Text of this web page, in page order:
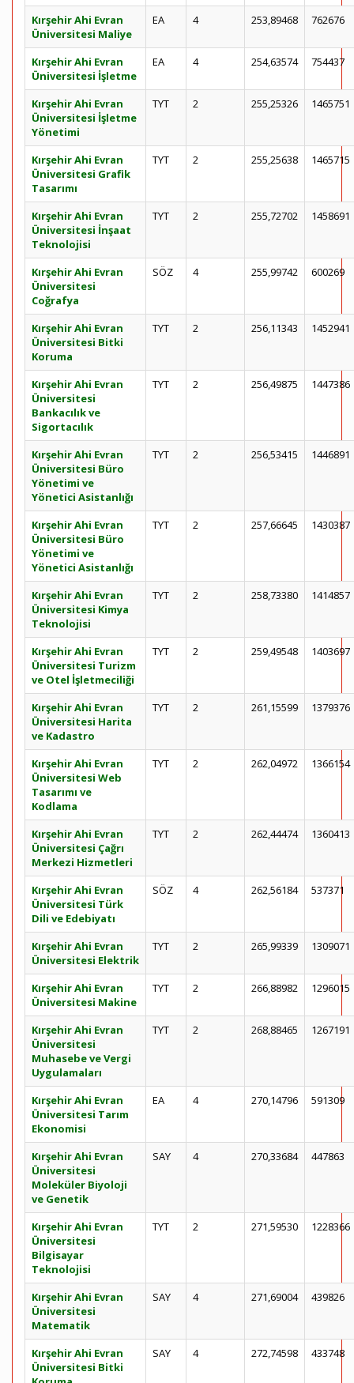
Kırşehir Ahi Evran
Üniversitesi Maliye
EA 4 253,89468 762676
Kırşehir Ahi Evran
Üniversitesi İşletme
EA 4 254,63574 754437
Kırşehir Ahi Evran
Üniversitesi İşletme
Yönetimi
TYT 2 255,25326 1465751
Kırşehir Ahi Evran
Üniversitesi Grafik
Tasarımı
TYT 2 255,25638 1465715
Kırşehir Ahi Evran
Üniversitesi İnşaat
Teknolojisi
TYT 2 255,72702 1458691
Kırşehir Ahi Evran
Üniversitesi
Coğrafya
SÖZ 4 255,99742 600269
Kırşehir Ahi Evran
Üniversitesi Bitki
Koruma
TYT 2 256,11343 1452941
Kırşehir Ahi Evran
Üniversitesi
Bankacılık ve
Sigortacılık
TYT 2 256,49875 1447386
Kırşehir Ahi Evran
Üniversitesi Büro
Yönetimi ve
Yönetici Asistanlığı
TYT 2 256,53415 1446891
Kırşehir Ahi Evran
Üniversitesi Büro
Yönetimi ve
Yönetici Asistanlığı
TYT 2 257,66645 1430387
Kırşehir Ahi Evran
Üniversitesi Kimya
Teknolojisi
TYT 2 258,73380 1414857
Kırşehir Ahi Evran
Üniversitesi Turizm
ve Otel İşletmeciliği
TYT 2 259,49548 1403697
Kırşehir Ahi Evran
Üniversitesi Harita
ve Kadastro
TYT 2 261,15599 1379376
Kırşehir Ahi Evran
Üniversitesi Web
Tasarımı ve
Kodlama
TYT 2 262,04972 1366154
Kırşehir Ahi Evran
Üniversitesi Çağrı
Merkezi Hizmetleri
TYT 2 262,44474 1360413
Kırşehir Ahi Evran
Üniversitesi Türk
Dili ve Edebiyatı
SÖZ 4 262,56184 537371
Kırşehir Ahi Evran
Üniversitesi Elektrik
TYT 2 265,99339 1309071
Kırşehir Ahi Evran
Üniversitesi Makine
TYT 2 266,88982 1296015
Kırşehir Ahi Evran
Üniversitesi
Muhasebe ve Vergi
Uygulamaları
TYT 2 268,88465 1267191
Kırşehir Ahi Evran
Üniversitesi Tarım
Ekonomisi
EA 4 270,14796 591309
Kırşehir Ahi Evran
Üniversitesi
Moleküler Biyoloji
ve Genetik
SAY 4 270,33684 447863
Kırşehir Ahi Evran
Üniversitesi
Bilgisayar
Teknolojisi
TYT 2 271,59530 1228366
Kırşehir Ahi Evran
Üniversitesi
Matematik
SAY 4 271,69004 439826
Kırşehir Ahi Evran
Üniversitesi Bitki
SAY 4 272,74598 433748